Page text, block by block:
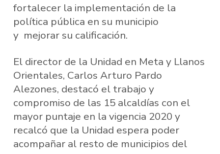
fortalecer la implementación de la
política pública en su municipio
y mejorar su calificación.
El director de la Unidad en Meta y Llanos
Orientales, Carlos Arturo Pardo
Alezones, destacó el trabajo y
compromiso de las 15 alcaldías con el
mayor puntaje en la vigencia 2020 y
recalcó que la Unidad espera poder
acompañar al resto de municipios del